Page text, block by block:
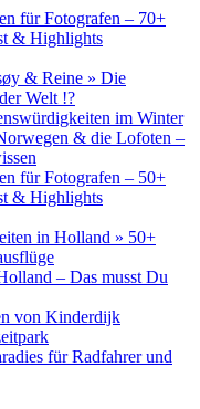
für Fotografen – 70+
& Highlights
& Reine » Die
Welt !?
im Winter
& die Lofoten –
für Fotografen – 50+
& Highlights
in Holland » 50+
– Das musst Du
von Kinderdijk
für Radfahrer und